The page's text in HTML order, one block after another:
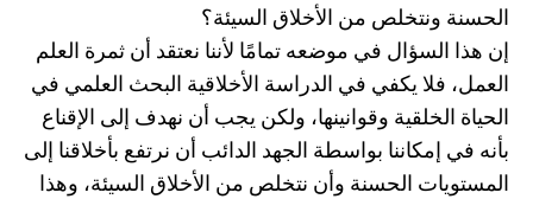
الحسنة ونتخلص من الأخلاق السيئة؟
إن هذا السؤال في موضعه تمامًا لأننا نعتقد أن ثمرة العلم
العمل، فلا يكفي في الدراسة الأخلاقية البحث العلمي في
الحياة الخلقية وقوانينها، ولكن يجب أن نهدف إلى الإقناع
بأنه في إمكاننا بواسطة الجهد الدائب أن نرتفع بأخلاقنا إلى
المستويات الحسنة وأن نتخلص من الأخلاق السيئة، وهذا